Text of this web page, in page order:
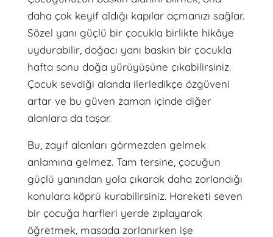
daha çok keyif aldığı kapılar açmanızı sağlar.
Sözel yanı güçlü bir çocukla birlikte hikâye
uydurabilir, doğacı yanı baskın bir çocukla
hafta sonu doğa yürüyüşüne çıkabilirsiniz.
Çocuk sevdiği alanda ilerledikçe özgüveni
artar ve bu güven zaman içinde diğer
alanlara da taşar.
Bu, zayıf alanları görmezden gelmek
anlamına gelmez. Tam tersine, çocuğun
güçlü yanından yola çıkarak daha zorlandığı
konulara köprü kurabilirsiniz. Hareketi seven
bir çocuğa harfleri yerde zıplayarak
öğretmek, masada zorlanırken işe